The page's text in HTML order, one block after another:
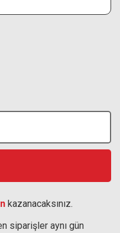
kazanacaksınız.
siparişler aynı gün